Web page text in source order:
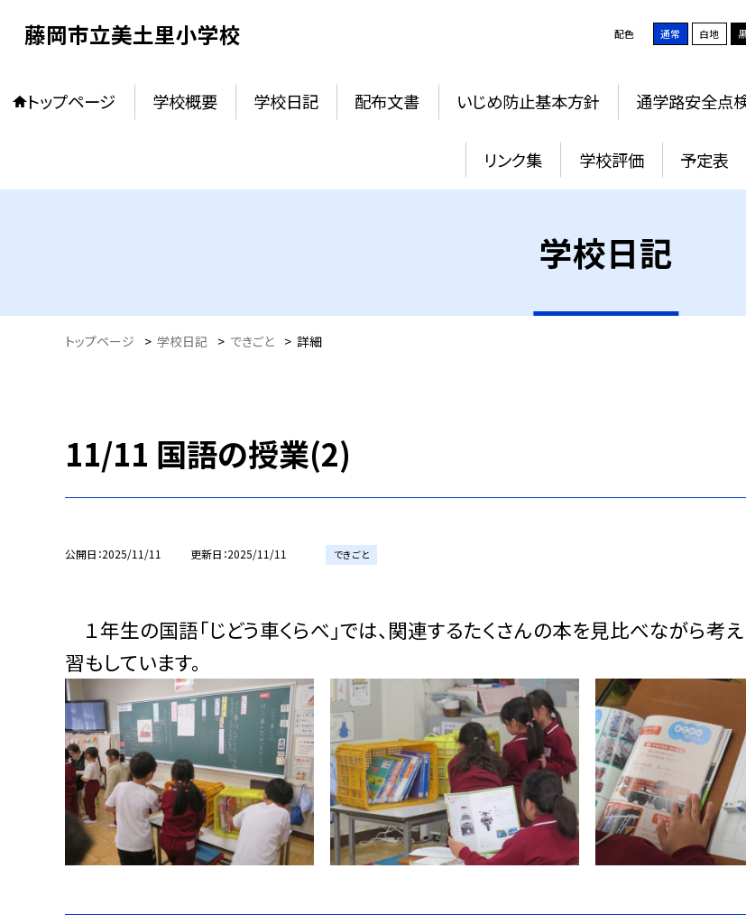
藤岡市立美土里小学校 配色 通常 白地
トップページ 学校概要 学校日記 配布文書 いじめ防止基本方針 通学路安全点
リンク集 学校評価 予定表
学校日記
トップページ > 学校日記 > できごと > 詳細
11/11 国語の授業(2)
公開日 2025/11/11 更新日 2025/11/11 できごと
１年生の国語「じどう車くらべ」では、関連するたくさんの本を見比べながら考
習もしています。